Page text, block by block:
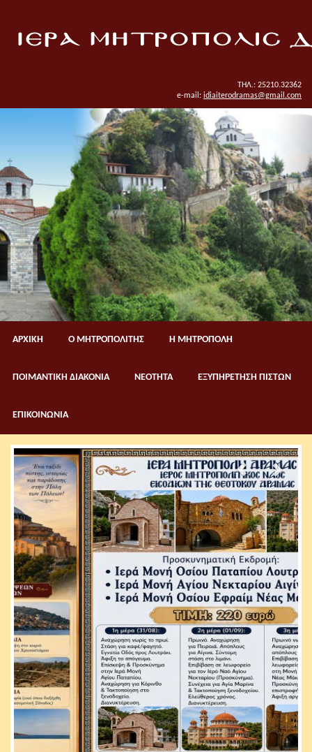
ΤΗΛ.: 25210.32362
e-mail: idiaiterodramas@gmail.com
ΑΡΧΙΚΗ Ο ΜΗΤΡΟΠΟΛΙΤΗΣ Η ΜΗΤΡΟΠΟΛΗ
ΠΟΙΜΑΝΤΙΚΗ ΔΙΑΚΟΝΙΑ ΝΕΟΤΗΤΑ ΕΞΥΠΗΡΕΤΗΣΗ ΠΙΣΤΩΝ
ΕΠΙΚΟΙΝΩΝΙΑ